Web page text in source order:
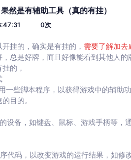
然是有辅助工具（真的有挂）
0次
挂的，确实是有挂的， 需要了解加去
总是好牌，而且好像能看到其他人
的，
一些脚本程序，以获得游戏中的辅助
目的。
设备，如键盘、鼠标、游戏手柄等，
代码，以改变游戏的运行结果，如修